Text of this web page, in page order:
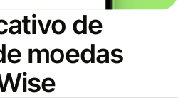
de
moedas